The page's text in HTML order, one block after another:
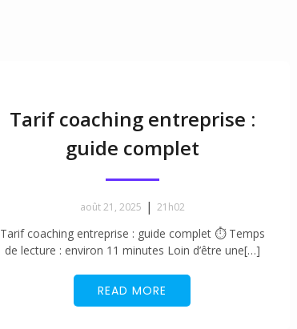
Tarif coaching entreprise :
guide complet
août 21, 2025 | 21h02
Tarif coaching entreprise : guide complet ⏱ Temps
de lecture : environ 11 minutes Loin d’être une[…]
READ MORE